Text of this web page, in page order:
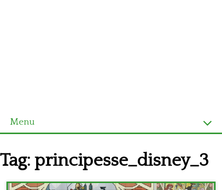
Menu
Ultimi schemi
Alfabeto
Tag: principesse_disney_3